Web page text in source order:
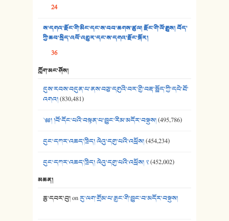
38. ཡབ་ཡུམ། - ཟླ་སྒྲོན།
24
ས་དགའ་རྫོང་གི་མིང་དང་ས་བབ་ཆགས་ཚུལ། རྫོང་གི་ལོ་རྒྱུས། བོད་
ཀྱི་ཆབ་སྲིད་འཕོ་འགྱུར་དང་ས་དགའ་རྫོང་སྐོར།
36
ཀློག་མང་ཤོས།
དུས་རབས་བདུན་པ་ནས་བཅུ་དགུའི་བར་གྱི་བརྡ་སྤྲོད་ཀྱི་དཔེ་ཐོ་
འགའ།(830,481)
༄༅། །བོ་དོང་པའི་བསྟན་པ་བྱུང་རིམ་མདོར་བསྡུས།(495,786)
དུང་དཀར་འཆད་ཁྲིད། ལེའུ་དགུ་པའི་འཕྲོས།(454,234)
དུང་དཀར་འཆད་ཁྲིད། ལེའུ་དགུ་པའི་འཕྲོས། ༢(452,002)
མཆན།
ཆུ་དབར་བུ།onརུ་ལག་གྲོམ་པ་རྒྱང་གི་བྱུང་བ་མདོར་བསྡུས།